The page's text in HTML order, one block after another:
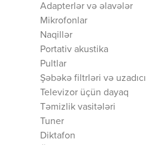
Adapterlər və əlavələr
Mikrofonlar
Naqillər
Portativ akustika
Pultlar
Şəbəkə filtrləri və uzadıcı
Televizor üçün dayaq
Təmizlik vasitələri
Tuner
Diktafon